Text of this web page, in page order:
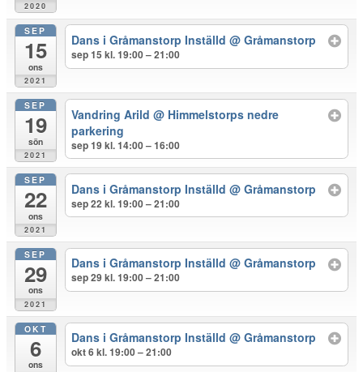
2020
SEP
15
ons
2021
Dans i Gråmanstorp Inställd@ Gråmanstorp
sep 15 kl. 19:00 – 21:00
SEP
19
sön
2021
Vandring Arild@ Himmelstorps nedre
parkering
sep 19 kl. 14:00 – 16:00
SEP
22
ons
2021
Dans i Gråmanstorp Inställd@ Gråmanstorp
sep 22 kl. 19:00 – 21:00
SEP
29
ons
2021
Dans i Gråmanstorp Inställd@ Gråmanstorp
sep 29 kl. 19:00 – 21:00
OKT
6
ons
Dans i Gråmanstorp Inställd@ Gråmanstorp
okt 6 kl. 19:00 – 21:00